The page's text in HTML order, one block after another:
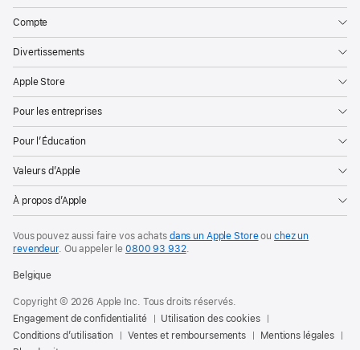
Compte
Divertissements
Apple Store
Pour les entreprises
Pour l’Éducation
Valeurs d’Apple
À propos d’Apple
Vous pouvez aussi faire vos achats dans un Apple Storeouchez un
revendeur. Ouappeler le0800 93 932.
Belgique
Copyright © 2026 Apple Inc. Tous droits réservés.
Engagement de confidentialité
Utilisation des cookies
Conditions d’utilisation
Ventes et remboursements
Mentions légales